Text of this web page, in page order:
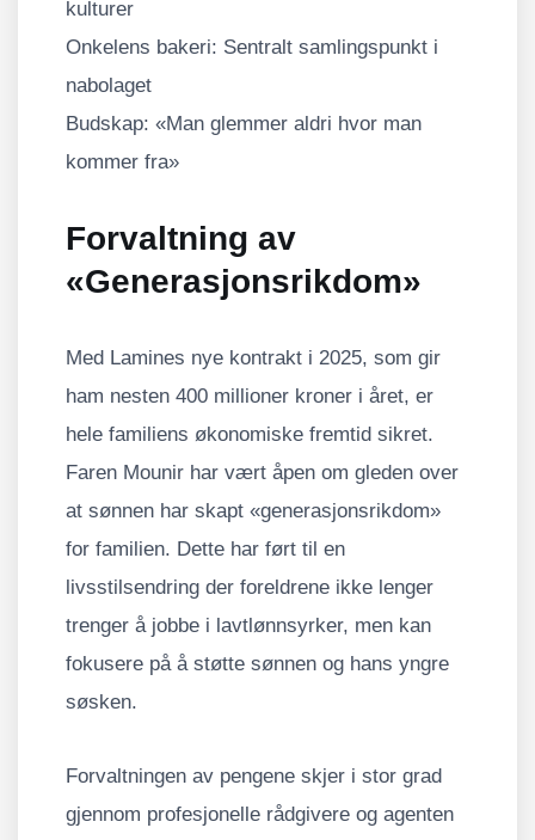
kulturer
Onkelens bakeri: Sentralt samlingspunkt i
nabolaget
Budskap: «Man glemmer aldri hvor man
kommer fra»
Forvaltning av
«Generasjonsrikdom»
Med Lamines nye kontrakt i 2025, som gir
ham nesten 400 millioner kroner i året, er
hele familiens økonomiske fremtid sikret.
Faren Mounir har vært åpen om gleden over
at sønnen har skapt «generasjonsrikdom»
for familien. Dette har ført til en
livsstilsendring der foreldrene ikke lenger
trenger å jobbe i lavtlønnsyrker, men kan
fokusere på å støtte sønnen og hans yngre
søsken.
Forvaltningen av pengene skjer i stor grad
gjennom profesjonelle rådgivere og agenten